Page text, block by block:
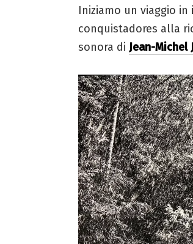
Iniziamo un viaggio
conquistadores alla
sonora di Jean-Michel